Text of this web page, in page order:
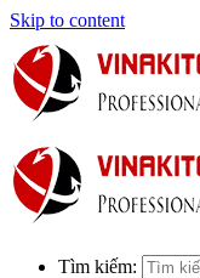
Skip to content
Tìm kiếm: